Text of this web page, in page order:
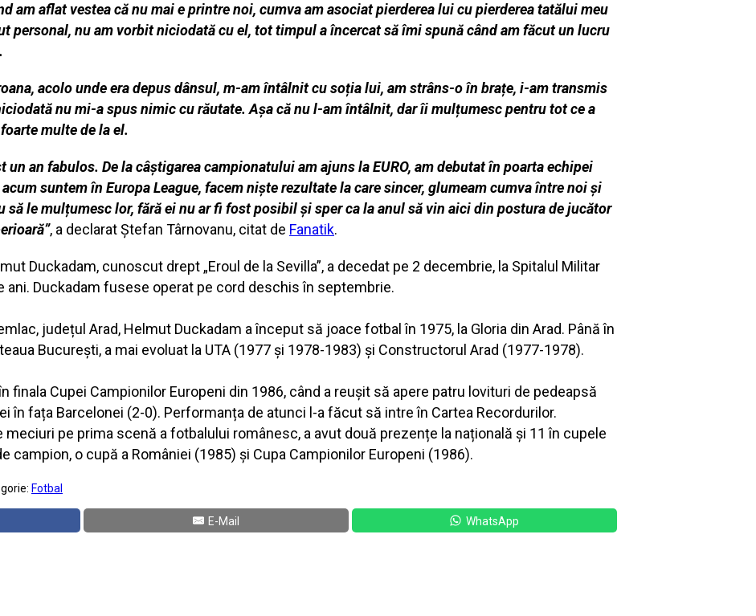
am aflat vestea că nu mai e printre noi, cumva am asociat pierderea lui cu pierderea tatălui meu
personal, nu am vorbit niciodată cu el, tot timpul a încercat să îmi spună când am făcut un lucru
acolo unde era depus dânsul, m-am întâlnit cu soția lui, am strâns-o în brațe, i-am transmis
nu mi-a spus nimic cu răutate. Așa că nu l-am întâlnit, dar îi mulțumesc pentru tot ce a
multe de la el.
un an fabulos. De la câștigarea campionatului am ajuns la EURO, am debutat în poarta echipei
suntem în Europa League, facem niște rezultate la care sincer, glumeam cumva între noi și
să le mulțumesc lor, fără ei nu ar fi fost posibil și sper ca la anul să vin aici din postura de jucător
, a declarat Ștefan Târnovanu, citat de Fanatik.
Duckadam, cunoscut drept „Eroul de la Sevilla”, a decedat pe 2 decembrie, la Spitalul Militar
ani. Duckadam fusese operat pe cord deschis în septembrie.
județul Arad, Helmut Duckadam a început să joace fotbal în 1975, la Gloria din Arad. Până în
București, a mai evoluat la UTA (1977 și 1978-1983) și Constructorul Arad (1977-1978).
finala Cupei Campionilor Europeni din 1986, când a reușit să apere patru lovituri de pedeapsă
în fața Barcelonei (2-0). Performanța de atunci l-a făcut să intre în Cartea Recordurilor.
meciuri pe prima scenă a fotbalului românesc, a avut două prezențe la națională și 11 în cupele
campion, o cupă a României (1985) și Cupa Campionilor Europeni (1986).
Fotbal
E-Mail WhatsApp